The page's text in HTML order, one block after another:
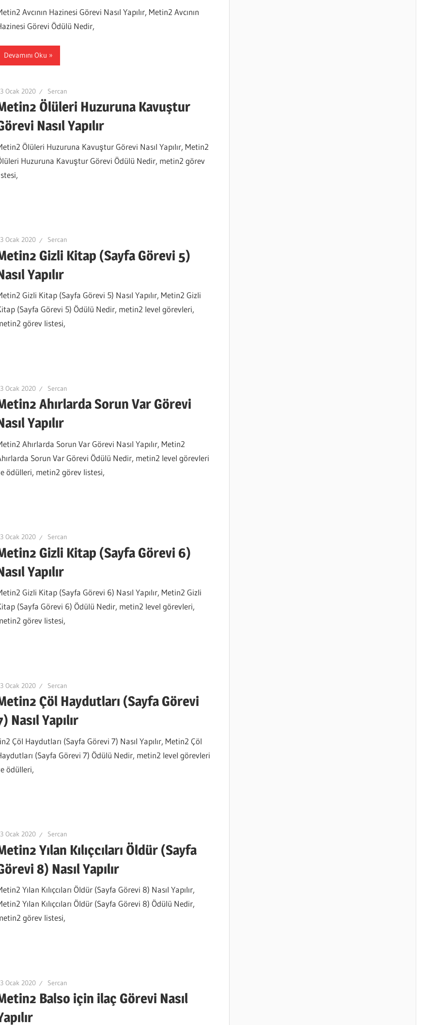
Avcının Hazinesi Görevi Nasıl Yapılır, Metin2 Avcının
Görevi Ödülü Nedir,
Devamını Oku
Ocak 2020 Sercan
Ölüleri Huzuruna Kavuştur
Nasıl Yapılır
Ölüleri Huzuruna Kavuştur Görevi Nasıl Yapılır, Metin2
Huzuruna Kavuştur Görevi Ödülü Nedir, metin2 görev
Ocak 2020 Sercan
Gizli Kitap (Sayfa Görevi 5)
Yapılır
Gizli Kitap (Sayfa Görevi 5) Nasıl Yapılır, Metin2 Gizli
(Sayfa Görevi 5) Ödülü Nedir, metin2 level görevleri,
görev listesi,
Ocak 2020 Sercan
Ahırlarda Sorun Var Görevi
Yapılır
Ahırlarda Sorun Var Görevi Nasıl Yapılır, Metin2
Sorun Var Görevi Ödülü Nedir, metin2 level görevleri
ödülleri, metin2 görev listesi,
Ocak 2020 Sercan
Gizli Kitap (Sayfa Görevi 6)
Yapılır
Gizli Kitap (Sayfa Görevi 6) Nasıl Yapılır, Metin2 Gizli
(Sayfa Görevi 6) Ödülü Nedir, metin2 level görevleri,
görev listesi,
Ocak 2020 Sercan
Çöl Haydutları (Sayfa Görevi
Nasıl Yapılır
Çöl Haydutları (Sayfa Görevi 7) Nasıl Yapılır, Metin2 Çöl
(Sayfa Görevi 7) Ödülü Nedir, metin2 level görevleri
ödülleri,
Ocak 2020 Sercan
Yılan Kılıçcıları Öldür (Sayfa
8) Nasıl Yapılır
Yılan Kılıçcıları Öldür (Sayfa Görevi 8) Nasıl Yapılır,
Yılan Kılıçcıları Öldür (Sayfa Görevi 8) Ödülü Nedir,
görev listesi,
Ocak 2020 Sercan
Balso için ilaç Görevi Nasıl